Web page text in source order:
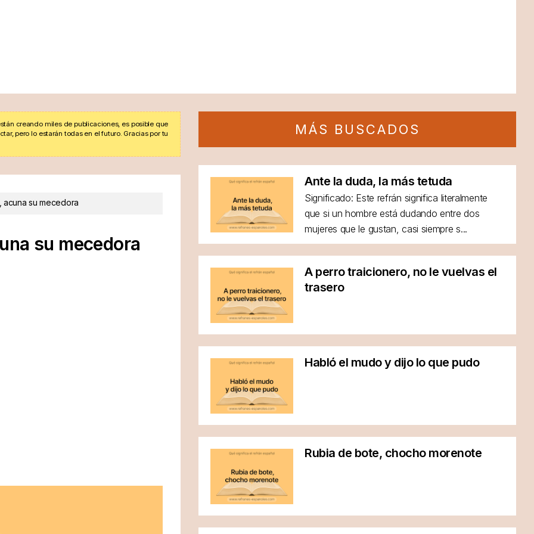
creando miles de publicaciones, es posible que
pero lo estarán todas en el futuro. Gracias por tu
acuna su mecedora
su mecedora
MÁS BUSCADOS
Ante la duda, la más tetuda
Significado: Este refrán significa literalmente
que si un hombre está dudando entre dos
mujeres que le gustan, casi siempre s...
A perro traicionero, no le vuelvas el
trasero
Habló el mudo y dijo lo que pudo
Rubia de bote, chocho morenote